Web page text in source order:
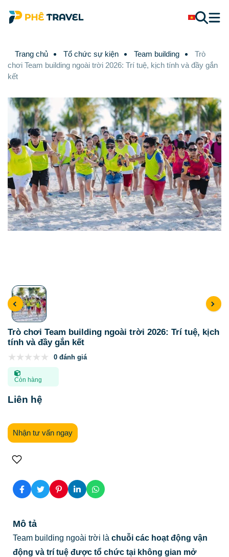
Trang chủ Tổ chức sự kiện Team building
Trò
chơi Team building ngoài trời 2026: Trí tuệ, kịch tính và đầy gắn
kết
Trò chơi Team building ngoài trời 2026: Trí tuệ, kịch
tính và đầy gắn kết
0 đánh giá
Còn hàng
Liên hệ
Nhận tư vấn ngay
Mô tả
Team building ngoài trời là chuỗi các hoạt động vận
động và trí tuệ được tổ chức tại không gian mở